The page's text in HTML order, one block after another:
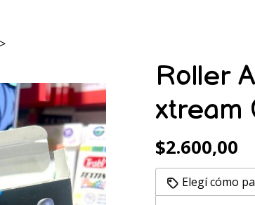
Roller
xtream
$2.600,00
Elegí cómo